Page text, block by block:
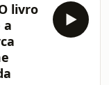
por
a
livro
a